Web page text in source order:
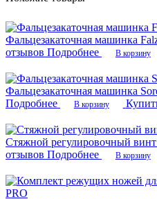
Фальцезакаточная машинка
отзывов Подробнее В корзину
Фальцезакаточная машинка
Подробнее
В корзину
Стяжной регулировочный
отзывов Подробнее В корзину